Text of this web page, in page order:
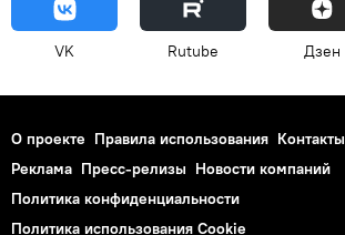
VK Rutube Дзен
О проекте Правила использования Контакты
Реклама Пресс-релизы Новости компаний
Политика конфиденциальности
Политика использования Cookie